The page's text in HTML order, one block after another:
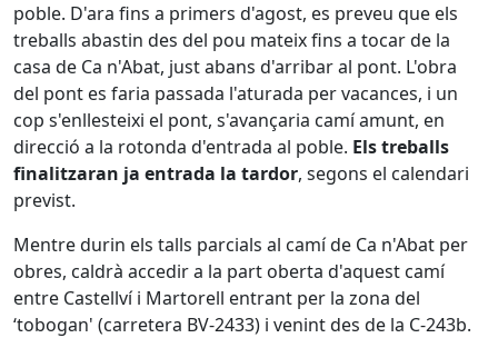
poble. D'ara fins a primers d'agost, es preveu que els
treballs abastin des del pou mateix fins a tocar de la
casa de Ca n'Abat, just abans d'arribar al pont. L'obra
del pont es faria passada l'aturada per vacances, i un
cop s'enllesteixi el pont, s'avançaria camí amunt, en
direcció a la rotonda d'entrada al poble. Els treballs
finalitzaran ja entrada la tardor, segons el calendari
previst.
Mentre durin els talls parcials al camí de Ca n'Abat per
obres, caldrà accedir a la part oberta d'aquest camí
entre Castellví i Martorell entrant per la zona del
‘tobogan' (carretera BV-2433) i venint des de la C-243b.